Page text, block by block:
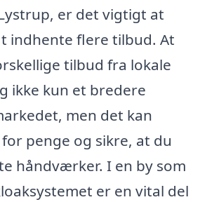
er det vigtigt at
indhente flere tilbud. At
tilbud fra lokale
ikke kun et bredere
men det kan
penge og sikre, at du
håndværker. I en by som
er en vital del